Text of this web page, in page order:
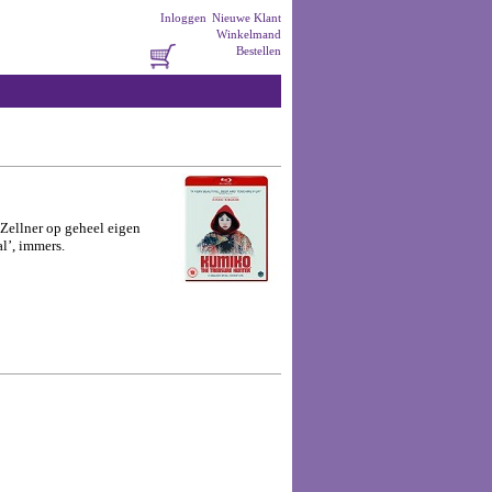
Nieuwe Klant
Inloggen
Winkelmand
Bestellen
op geheel eigen
immers.